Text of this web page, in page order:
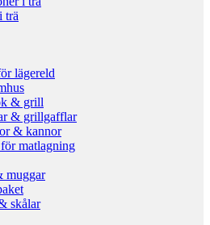
trä
lägereld
& grill
& grillgafflar
& kannor
matlagning
muggar
skålar